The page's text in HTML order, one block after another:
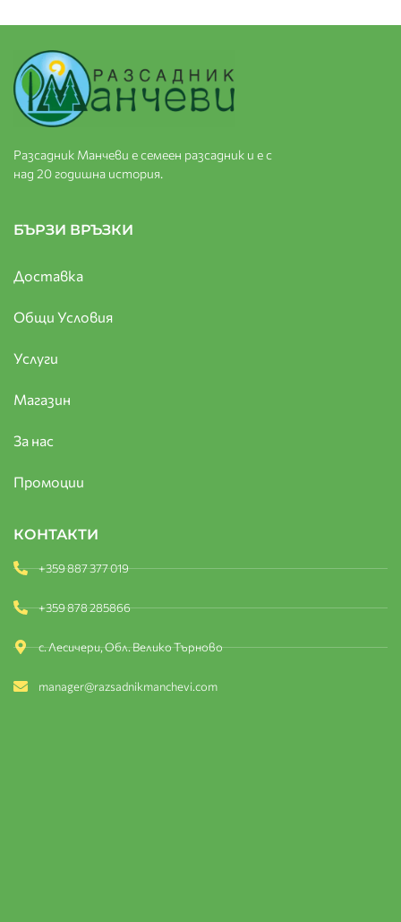
Разсадник Манчеви е семеен разсадник и е с
над 20 годишна история.
БЪРЗИ ВРЪЗКИ
Доставка
Общи Условия
Услуги
Магазин
За нас
Промоции
КОНТАКТИ
+359 887 377 019
+359 878 285866
с. Лесичери, Обл. Велико Търново
manager@razsadnikmanchevi.com